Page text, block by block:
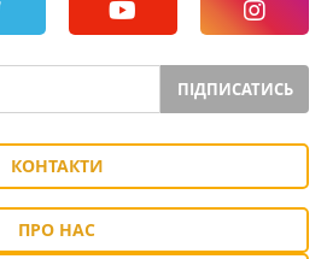
ПІДПИСАТИСЬ
КОНТАКТИ
ПРО НАС